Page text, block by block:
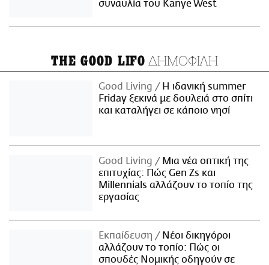
συναυλία του Kanye West
THE GOOD LIFO ΔΗΜΟΦΙΛΗ
Good Living
Η ιδανική summer
Friday ξεκινά με δουλειά στο σπίτι
και καταλήγει σε κάποιο νησί
Good Living
Μια νέα οπτική της
επιτυχίας: Πώς Gen Zs και
Millennials αλλάζουν το τοπίο της
εργασίας
Εκπαίδευση
Νέοι δικηγόροι
αλλάζουν το τοπίο: Πώς οι
σπουδές Νομικής οδηγούν σε